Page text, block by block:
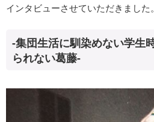
インタビューさせていただきました。
-集団生活に馴染めない学生
られない葛藤-